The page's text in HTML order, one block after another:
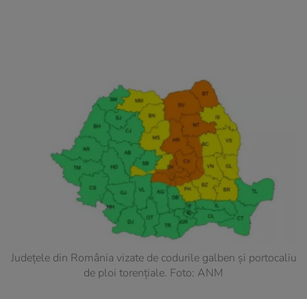
Județele din România vizate de codurile galben și portocaliu
de ploi torențiale. Foto: ANM